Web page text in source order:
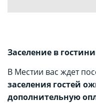
Заселение в
В Местии вас ждет
заселения гостей
дополнительную